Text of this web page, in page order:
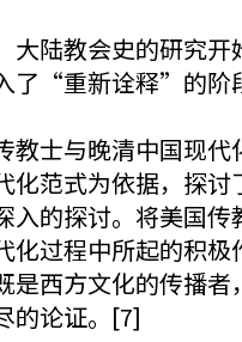
大陆教会史的研究
了“重新诠释”的阶
教士与晚清中国现
化范式为依据，探
入的探讨。将美国
化过程中所起的积
是西方文化的传播
的论证。[7]